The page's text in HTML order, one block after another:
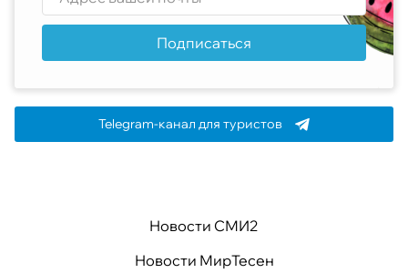
Подписаться
Telegram-канал для туристов
Новости СМИ2
Новости МирТесен